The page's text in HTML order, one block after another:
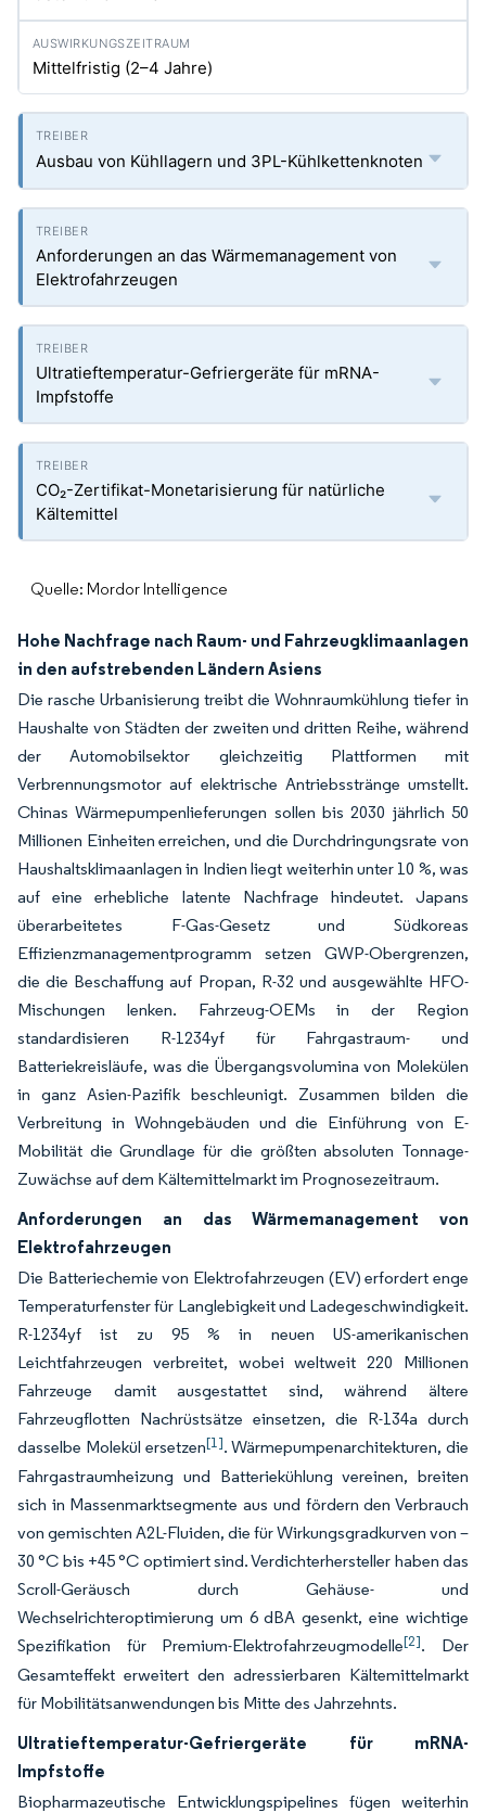
Mittelfristig (2–4 Jahre)
Ausbau von Kühllagern und 3PL-Kühlkettenknoten
Anforderungen an das Wärmemanagement von
Elektrofahrzeugen
Ultratieftemperatur-Gefriergeräte für mRNA-
Impfstoffe
CO₂-Zertifikat-Monetarisierung für natürliche
Kältemittel
Quelle: Mordor Intelligence
Hohe Nachfrage nach Raum- und Fahrzeugklimaanlagen
in den aufstrebenden Ländern Asiens
Die rasche Urbanisierung treibt die Wohnraumkühlung tiefer in
Haushalte von Städten der zweiten und dritten Reihe, während
der Automobilsektor gleichzeitig Plattformen mit
Verbrennungsmotor auf elektrische Antriebsstränge umstellt.
Chinas Wärmepumpenlieferungen sollen bis 2030 jährlich 50
Millionen Einheiten erreichen, und die Durchdringungsrate von
Haushaltsklimaanlagen in Indien liegt weiterhin unter 10 %, was
auf eine erhebliche latente Nachfrage hindeutet. Japans
überarbeitetes F-Gas-Gesetz und Südkoreas
Effizienzmanagementprogramm setzen GWP-Obergrenzen,
die die Beschaffung auf Propan, R-32 und ausgewählte HFO-
Mischungen lenken. Fahrzeug-OEMs in der Region
standardisieren R-1234yf für Fahrgastraum- und
Batteriekreisläufe, was die Übergangsvolumina von Molekülen
in ganz Asien-Pazifik beschleunigt. Zusammen bilden die
Verbreitung in Wohngebäuden und die Einführung von E-
Mobilität die Grundlage für die größten absoluten Tonnage-
Zuwächse auf dem Kältemittelmarkt im Prognosezeitraum.
Anforderungen an das Wärmemanagement von
Elektrofahrzeugen
Die Batteriechemie von Elektrofahrzeugen (EV) erfordert enge
Temperaturfenster für Langlebigkeit und Ladegeschwindigkeit.
R-1234yf ist zu 95 % in neuen US-amerikanischen
Leichtfahrzeugen verbreitet, wobei weltweit 220 Millionen
Fahrzeuge damit ausgestattet sind, während ältere
Fahrzeugflotten Nachrüstsätze einsetzen, die R-134a durch
dasselbe Molekül ersetzen[1]. Wärmepumpenarchitekturen, die
Fahrgastraumheizung und Batteriekühlung vereinen, breiten
sich in Massenmarktsegmente aus und fördern den Verbrauch
von gemischten A2L-Fluiden, die für Wirkungsgradkurven von –
30 °C bis +45 °C optimiert sind. Verdichterhersteller haben das
Scroll-Geräusch durch Gehäuse- und
Wechselrichteroptimierung um 6 dBA gesenkt, eine wichtige
Spezifikation für Premium-Elektrofahrzeugmodelle[2]. Der
Gesamteffekt erweitert den adressierbaren Kältemittelmarkt
für Mobilitätsanwendungen bis Mitte des Jahrzehnts.
Ultratieftemperatur-Gefriergeräte für mRNA-
Impfstoffe
Biopharmazeutische Entwicklungspipelines fügen weiterhin